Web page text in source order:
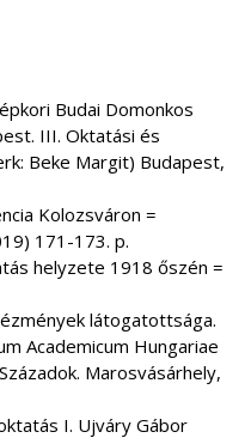
Budai Domonkos
III. Oktatási és
Beke Margit) Budapest,
Kolozsváron =
171-173. p.
helyzete 1918 őszén =
látogatottsága.
Academicum Hungariae
Marosvásárhely,
I. Ujváry Gábor